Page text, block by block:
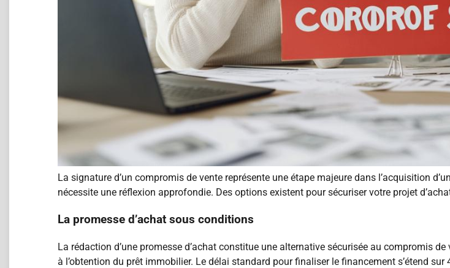
La signature d’un compromis de vente représente une étape majeure dans l’acquisition
nécessite une réflexion approfondie. Des options existent pour sécuriser votre projet
La promesse d’achat sous conditions
La rédaction d’une promesse d’achat constitue une alternative sécurisée au compromis
à l’obtention du prêt immobilier. Le délai standard pour finaliser le financement s’étend